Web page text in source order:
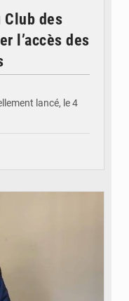
Club des
l’accès des
lancé, le 4